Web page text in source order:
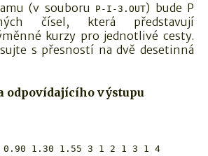
(v souboru
P-I-3.OUT) bude P
čísel, která představují
kurzy pro jednotlivé cesty.
s přesností na dvě desetinná
odpovídajícího výstupu